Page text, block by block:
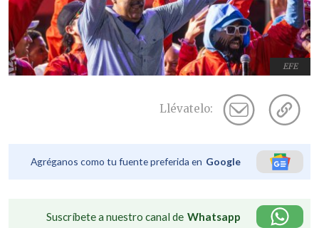
EFE
Llévatelo:
Agréganos como tu fuente preferida en Google
Suscríbete a nuestro canal de Whatsapp